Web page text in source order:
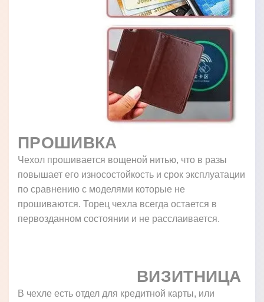
ПРОШИВКА
Чехол прошивается вощеной нитью, что в разы
повышает его износостойкость и срок эксплуатации
по сравнению с моделями которые не
прошиваются. Торец чехла всегда остается в
первозданном состоянии и не расслаивается.
ВИЗИТНИЦА
В чехле есть отдел для кредитной карты, или